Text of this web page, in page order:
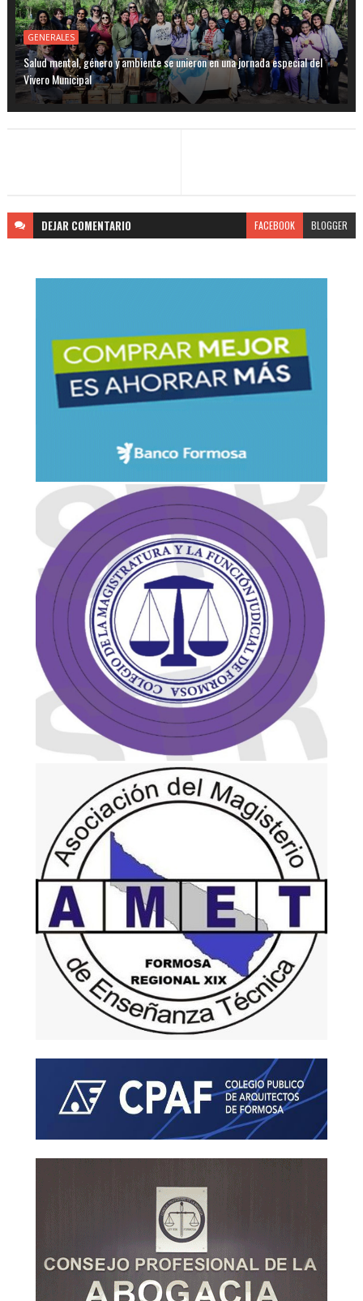
GENERALES
Salud mental, género y ambiente se unieron en una jornada especial del
Vivero Municipal
DEJAR COMENTARIO FACEBOOK BLOGGER